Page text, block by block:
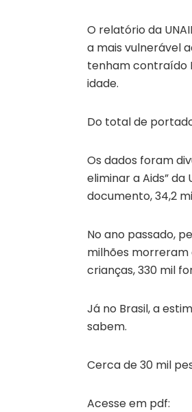
O relatório da
a mais vulnerável
tenham contraído
idade.
Do total de
Os dados foram
eliminar a Aids” da
documento, 34,2
No ano passado,
milhões morreram
crianças, 330 mil
Já no Brasil, a
sabem.
Cerca de 30 mil
Acesse em pdf: